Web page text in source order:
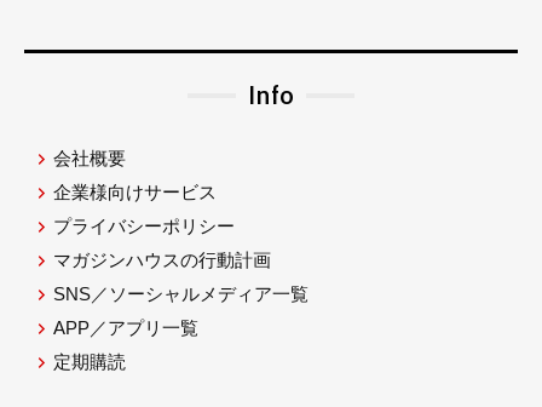
Info
会社概要
企業様向けサービス
プライバシーポリシー
マガジンハウスの行動計画
SNS／ソーシャルメディア一覧
APP／アプリ一覧
定期購読